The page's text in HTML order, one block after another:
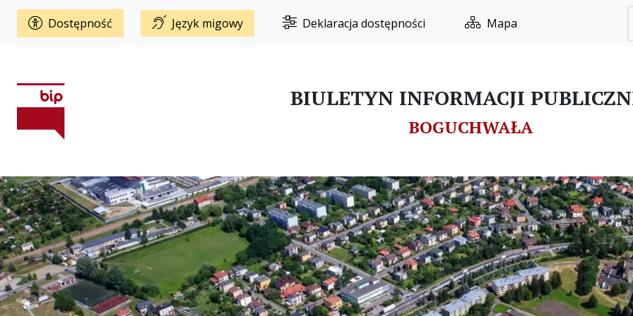
Dostępność Język migowy Deklaracja dostępności Mapa
BIULETYN INFORMACJI
BOGUCHWAŁA